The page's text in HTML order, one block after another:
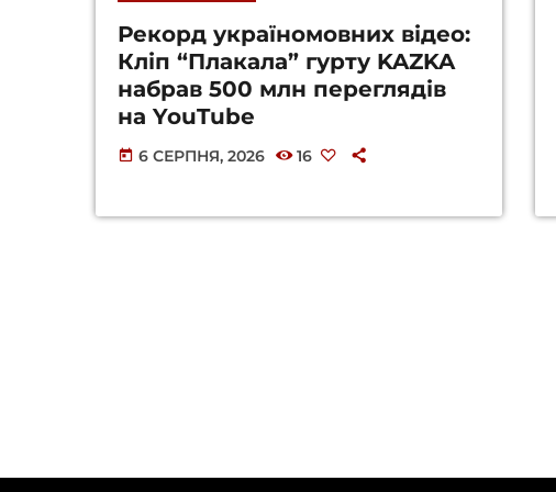
Рекорд україномовних відео:
Кліп “Плакала” гурту KAZKA
набрав 500 млн переглядів
на YouTube
today 6 СЕРПНЯ, 2026 16